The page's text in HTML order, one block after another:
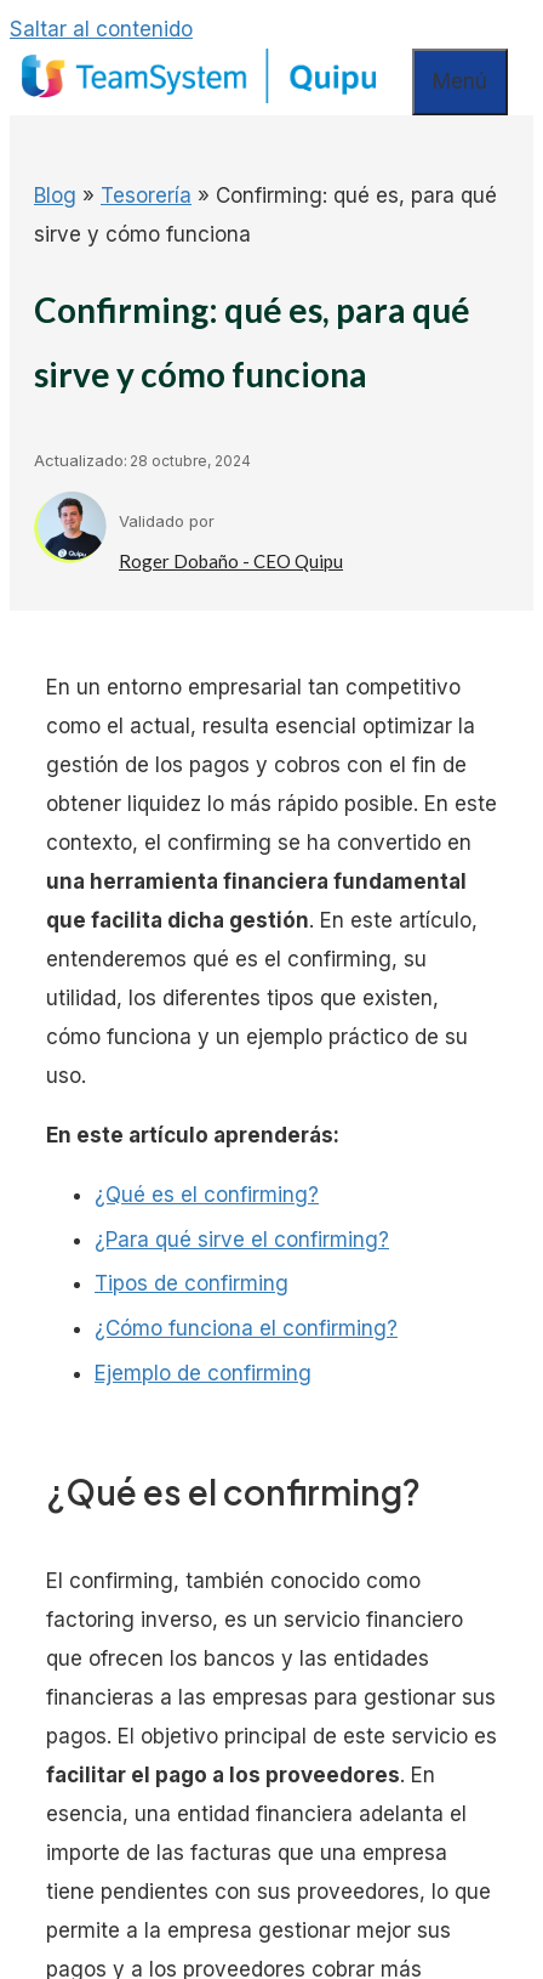
Saltar al contenido
Menú
Blog » Tesorería » Confirming: qué es, para qué
sirve y cómo funciona
Confirming: qué es, para qué
sirve y cómo funciona
Actualizado: 28 octubre, 2024
Validado por
Roger Dobaño - CEO Quipu
En un entorno empresarial tan competitivo
como el actual, resulta esencial optimizar la
gestión de los pagos y cobros con el fin de
obtener liquidez lo más rápido posible. En este
contexto, el confirming se ha convertido en
una herramienta financiera fundamental
que facilita dicha gestión. En este artículo,
entenderemos qué es el confirming, su
utilidad, los diferentes tipos que existen,
cómo funciona y un ejemplo práctico de su
uso.
En este artículo aprenderás:
¿Qué es el confirming?
¿Para qué sirve el confirming?
Tipos de confirming
¿Cómo funciona el confirming?
Ejemplo de confirming
¿Qué es el confirming?
El confirming, también conocido como
factoring inverso, es un servicio financiero
que ofrecen los bancos y las entidades
financieras a las empresas para gestionar sus
pagos. El objetivo principal de este servicio es
facilitar el pago a los proveedores. En
esencia, una entidad financiera adelanta el
importe de las facturas que una empresa
tiene pendientes con sus proveedores, lo que
permite a la empresa gestionar mejor sus
pagos y a los proveedores cobrar más